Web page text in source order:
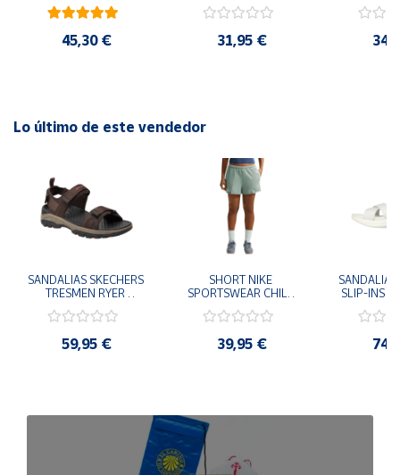
45,30 € 31,95 €
Lo último de este vendedor
SANDALIAS SKECHERS
TRESMEN RYER
205112-CHOC
COMODAS
59,95 €
SHORT NIKE
SPORTSWEAR CHILL
006 PANTALONES
39,95 €
SANDALIAS
SLIP-INS